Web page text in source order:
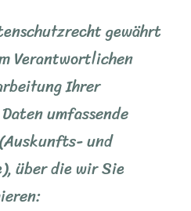
gewährt
Verantwortlichen
Ihrer
umfassende
und
über die wir Sie